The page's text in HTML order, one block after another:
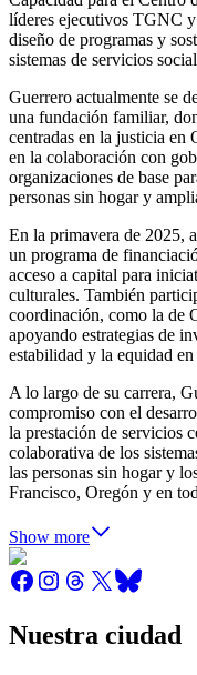
líderes ejecutivos TGNC
diseño de programas y
sistemas de servicios
Guerrero actualmente se
una fundación familiar,
centradas en la justicia en
en la colaboración con
organizaciones de base
personas sin hogar y
En la primavera de 2025,
un programa de
acceso a capital para
culturales. También
coordinación, como la de
apoyando estrategias de
estabilidad y la equidad
A lo largo de su carrera,
compromiso con el
la prestación de servicios
colaborativa de los
las personas sin hogar y
Francisco, Oregón y en
Show more
Nuestra ciudad